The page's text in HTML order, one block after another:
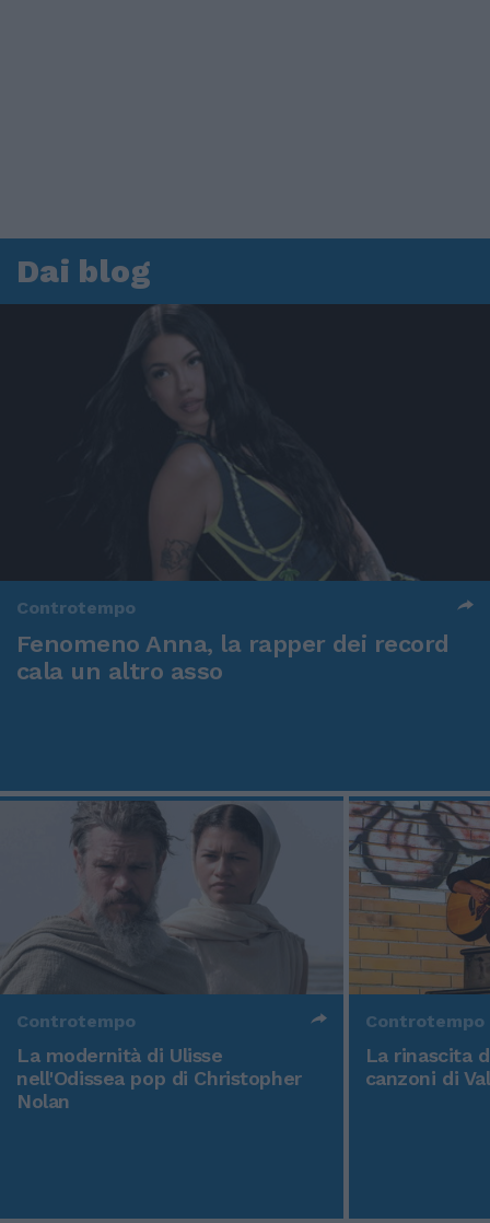
Dai blog
Controtempo
Fenomeno Anna, la rapper dei record
cala un altro asso
Controtempo
La modernità di Ulisse
nell'Odissea pop di Christopher
Nolan
Controtempo
La rinascita
canzoni di